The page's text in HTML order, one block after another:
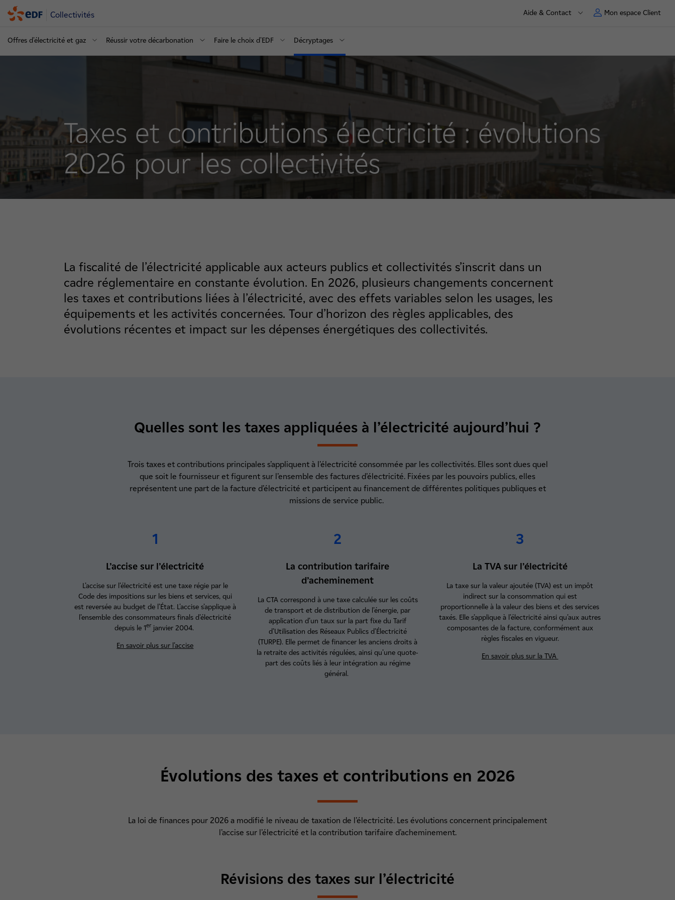
Collectivités Aide & Contact Mon espace Client
Offres d'électricité et gaz Réussir votre décarbonation Faire le choix d'EDF Décryptages
Taxes et contributions électricité : évolutions
2026 pour les collectivités
La fiscalité de l’électricité applicable aux acteurs publics et collectivités s’inscrit dans un
cadre réglementaire en constante évolution. En 2026, plusieurs changements concernent
les taxes et contributions liées à l’électricité, avec des effets variables selon les usages, les
équipements et les activités concernées. Tour d’horizon des règles applicables, des
évolutions récentes et impact sur les dépenses énergétiques des collectivités.
Quelles sont les taxes appliquées à l’électricité aujourd’hui ?
Trois taxes et contributions principales s’appliquent à l’électricité consommée par les collectivités. Elles sont dues quel
que soit le fournisseur et figurent sur l’ensemble des factures d’électricité. Fixées par les pouvoirs publics, elles
représentent une part de la facture d’électricité et participent au financement de différentes politiques publiques et
missions de service public.
1
L’accise sur l’électricité
L’accise sur l’électricité est une taxe régie par le
Code des impositions sur les biens et services, qui
est reversée au budget de l’État. L'accise s’applique à
l’ensemble des consommateurs finals d’électricité
depuis le 1er janvier 2004.
En savoir plus sur l’accise
2
La contribution tarifaire
d’acheminement
La CTA correspond à une taxe calculée sur les coûts
de transport et de distribution de l’énergie, par
application d’un taux sur la part fixe du Tarif
d’Utilisation des Réseaux Publics d’Électricité
(TURPE). Elle permet de financer les anciens droits à
la retraite des activités régulées, ainsi qu’une quote-
part des coûts liés à leur intégration au régime
général.
3
La TVA sur l’électricité
La taxe sur la valeur ajoutée (TVA) est un impôt
indirect sur la consommation qui est
proportionnelle à la valeur des biens et des services
taxés. Elle s’applique à l’électricité ainsi qu’aux autres
composantes de la facture, conformément aux
règles fiscales en vigueur.
En savoir plus sur la TVA
Évolutions des taxes et contributions en 2026
La loi de finances pour 2026 a modifié le niveau de taxation de l’électricité. Les évolutions concernent principalement
l’accise sur l’électricité et la contribution tarifaire d’acheminement.
Révisions des taxes sur l’électricité